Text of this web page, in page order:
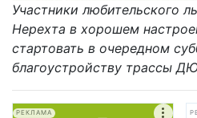
Участники любительского
Нерехта в хорошем
стартовать в очередном
благоустройству трассы
РЕКЛАМА